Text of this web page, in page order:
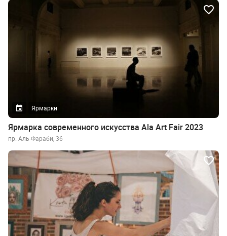
Ярмарки
Ярмарка современного искусства Ala Art Fair 2023
пр. Аль-Фараби, 36